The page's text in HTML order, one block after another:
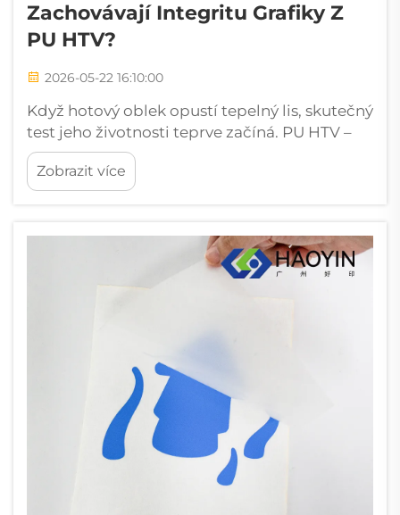
Zachovávají Integritu Grafiky Z
PU HTV?
2026-05-22 16:10:00
Když hotový oblek opustí tepelný lis, skutečný
test jeho životnosti teprve začíná. PU HTV –
polyuretanový tepelně převodný vinyl – je
ceněn pro svůj měkký dotek, živé barevné
výstupy a vynikající tažnost, avšak…
Zobrazit více